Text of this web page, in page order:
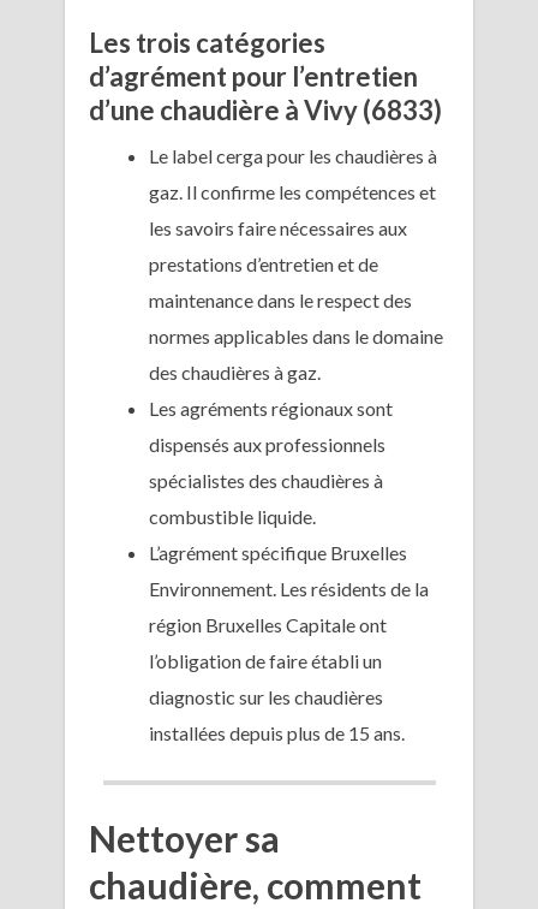
Les trois catégories
d’agrément pour l’entretien
d’une chaudière à Vivy (6833)
Le label cerga pour les chaudières à
gaz. Il confirme les compétences et
les savoirs faire nécessaires aux
prestations d’entretien et de
maintenance dans le respect des
normes applicables dans le domaine
des chaudières à gaz.
Les agréments régionaux sont
dispensés aux professionnels
spécialistes des chaudières à
combustible liquide.
L’agrément spécifique Bruxelles
Environnement. Les résidents de la
région Bruxelles Capitale ont
l’obligation de faire établi un
diagnostic sur les chaudières
installées depuis plus de 15 ans.
Nettoyer sa
chaudière, comment